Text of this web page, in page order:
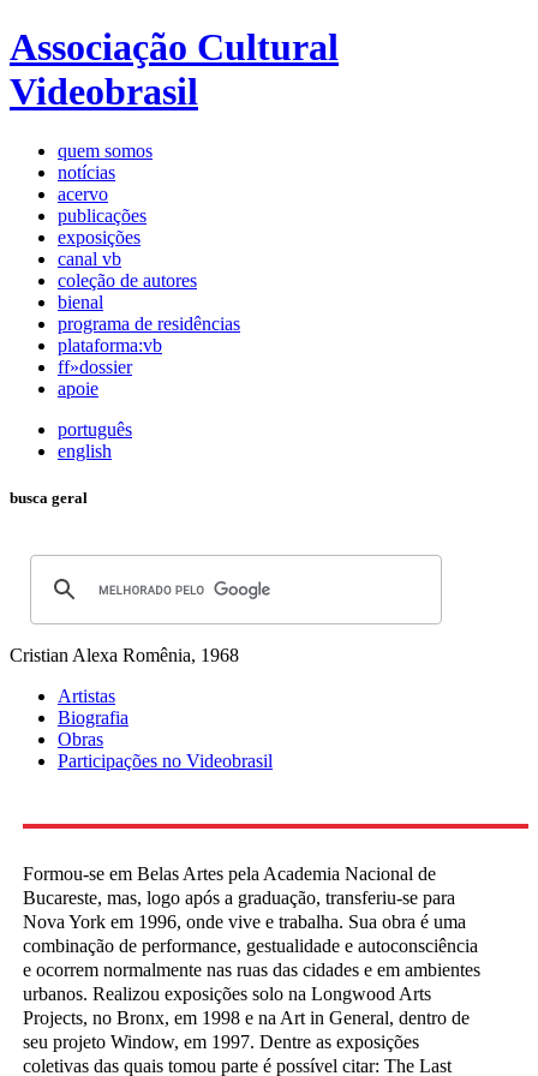
Associação Cultural
Videobrasil
quem somos
notícias
acervo
publicações
exposições
canal vb
coleção de autores
bienal
programa de residências
plataforma:vb
ff»dossier
apoie
português
english
busca geral
Cristian Alexa Romênia, 1968
Artistas
Biografia
Obras
Participações no Videobrasil
Formou-se em Belas Artes pela Academia Nacional de
Bucareste, mas, logo após a graduação, transferiu-se para
Nova York em 1996, onde vive e trabalha. Sua obra é uma
combinação de performance, gestualidade e autoconsciência
e ocorrem normalmente nas ruas das cidades e em ambientes
urbanos. Realizou exposições solo na Longwood Arts
Projects, no Bronx, em 1998 e na Art in General, dentro de
seu projeto Window, em 1997. Dentre as exposições
coletivas das quais tomou parte é possível citar: The Last